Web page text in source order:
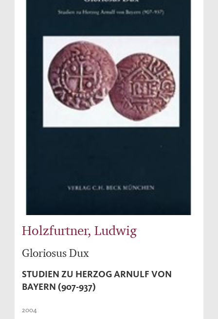
Holzfurtner, Ludwig
Gloriosus Dux
STUDIEN ZU HERZOG ARNULF VON
BAYERN (907-937)
2004